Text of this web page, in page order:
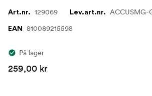
Art.nr. 129069 Lev.art.nr. ACCUSMG-
EAN 810089215598
På lager
259,00 kr